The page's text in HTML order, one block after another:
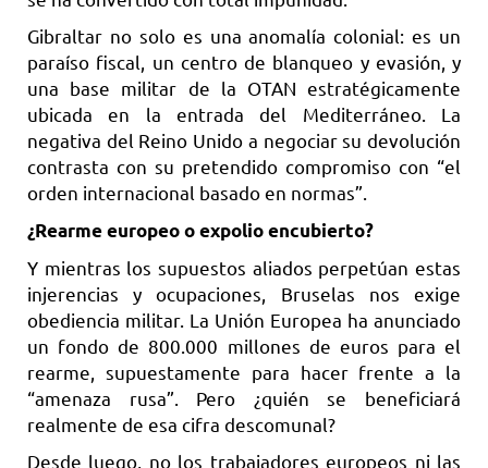
Gibraltar no solo es una anomalía colonial: es un
paraíso fiscal, un centro de blanqueo y evasión, y
una base militar de la OTAN estratégicamente
ubicada en la entrada del Mediterráneo. La
negativa del Reino Unido a negociar su devolución
contrasta con su pretendido compromiso con “el
orden internacional basado en normas”.
¿Rearme europeo o expolio encubierto?
Y mientras los supuestos aliados perpetúan estas
injerencias y ocupaciones, Bruselas nos exige
obediencia militar. La Unión Europea ha anunciado
un fondo de 800.000 millones de euros para el
rearme, supuestamente para hacer frente a la
“amenaza rusa”. Pero ¿quién se beneficiará
realmente de esa cifra descomunal?
Desde luego, no los trabajadores europeos ni las